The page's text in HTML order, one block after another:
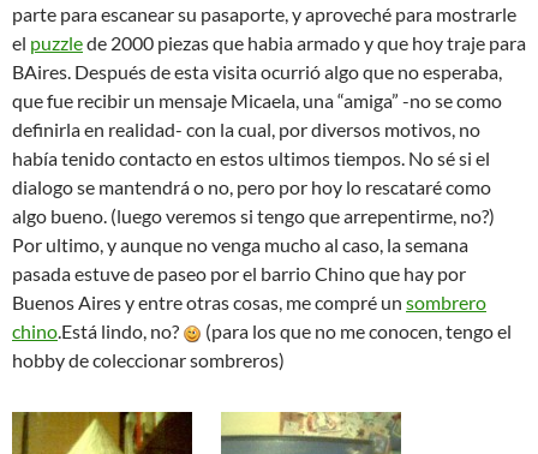
parte para escanear su pasaporte, y aproveché para mostrarle
el puzzlede 2000 piezas que habia armado y que hoy traje para
BAires. Después de esta visita ocurrió algo que no esperaba,
que fue recibir un mensaje Micaela, una “amiga” -no se como
definirla en realidad- con la cual, por diversos motivos, no
había tenido contacto en estos ultimos tiempos. No sé si el
dialogo se mantendrá o no, pero por hoy lo rescataré como
algo bueno. (luego veremos si tengo que arrepentirme, no?)
Por ultimo, y aunque no venga mucho al caso, la semana
pasada estuve de paseo por el barrio Chino que hay por
Buenos Aires y entre otras cosas, me compré un sombrero
chino.Está lindo, no?
(para los que no me conocen, tengo el
hobby de coleccionar sombreros)